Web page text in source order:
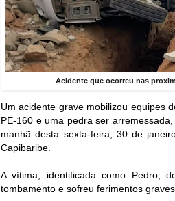
Acidente que ocorreu nas
Um acidente grave mobilizou equipes
PE-160 e uma pedra ser
manhã desta sexta-feira, 30 de
Capibaribe.
A vítima, identificada como Pedro,
tombamento e sofreu ferimentos graves.